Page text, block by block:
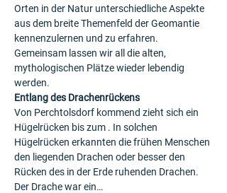
Orten in der Natur unterschiedliche Aspekte
aus dem breite Themenfeld der Geomantie
kennenzulernen und zu erfahren.
Gemeinsam lassen wir all die alten,
mythologischen Plätze wieder lebendig
werden.
Entlang des Drachenrückens
Von Perchtolsdorf kommend zieht sich ein
Hügelrücken bis zum . In solchen
Hügelrücken erkannten die frühen Menschen
den liegenden Drachen oder besser den
Rücken des in der Erde ruhenden Drachen.
Der Drache war ein…